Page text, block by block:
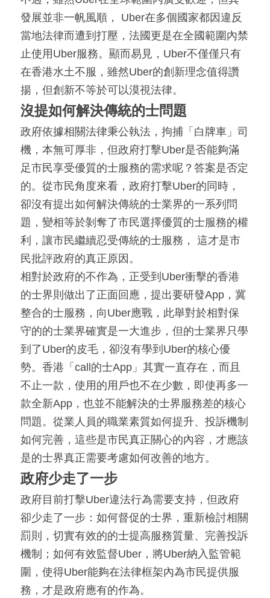
發展並非一帆風順， Uber在多個國家都因違反
當地法律而遭到打壓，法國更是在全國範圍內禁
止使用Uber服務。顯而易見，Uber不僅僅只有
在香港水土不服，雖然Uber的創新理念值得讚
揚，但創新不等於可以漠視法律。
沒提如何解決傳統的士問題
政府依據相關法律秉公執法，拘捕「白牌車」司
機，本無可厚非，但政府打擊Uber是否能夠滿
足市民享受優質的士服務的需求呢？答案是否定
的。從市民角度來看，政府打擊Uber的同時，
卻沒有提出如何解決傳統的士業界的一系列問
題，變相等於剝奪了市民選擇優質的士服務的權
利，讓市民繼續忍受傳統的士服務， 這才是市
民批評政府的真正原因。
相對於政府的不作為，正受到Uber衝擊的香港
的士界則做出了正面回應，提出要研發App，冀
整合的士服務，向Uber應戰，此舉對於相對保
守的的士業界確實是一大進步，但的士業界只學
到了Uber的皮毛，卻沒有學到Uber的核心優
勢。香港「call的士App」其實一直存在，而且
不止一款，使用的用戶也不在少數，即使再多一
款全新App，也並不能解決的士界服務差的核心
問題。從業人員的職業素質如何提升、投訴機制
如何完善，這些是市民真正關心的內容，才應該
是的士界真正需要考慮如何改善的地方。
政府少走了一步
政府目前打擊Uber違法行為需要支持，但政府
卻少走了一步：如何督促的士界，重新檢討相關
罰則，切實有效的的士提高服務質量、完善投訴
機制；如何有效監督Uber，將Uber納入監管範
圍，使得Uber能夠在法律框架內為市民提供服
務，才是政府應有的作為。